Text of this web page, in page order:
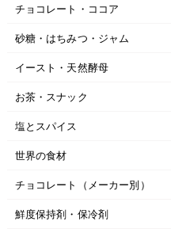
チョコレート・ココア
砂糖・はちみつ・ジャム
イースト・天然酵母
お茶・スナック
塩とスパイス
世界の食材
チョコレート（メーカー別）
鮮度保持剤・保冷剤